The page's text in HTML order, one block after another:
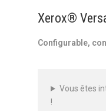
Xerox®
Configurable,
Vous êtes
!